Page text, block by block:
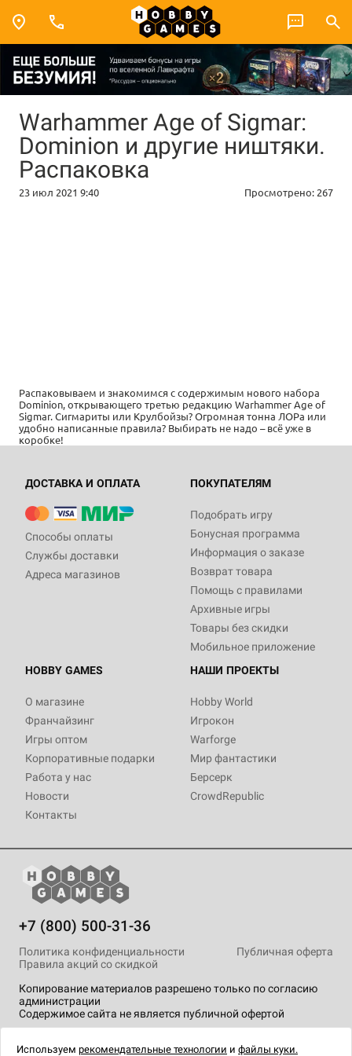
Warhammer Age of Sigmar:
Dominion и другие ништяки.
Распаковка
23 июл 2021 9:40 Просмотрено: 267
Распаковываем и знакомимся с содержимым нового набора
Dominion, открывающего третью редакцию Warhammer Age of
Sigmar. Сигмариты или Крулбойзы? Огромная тонна ЛОРа или
удобно написанные правила? Выбирать не надо – всё уже в
коробке!
ДОСТАВКА И ОПЛАТА
Способы оплаты
Службы доставки
Адреса магазинов
ПОКУПАТЕЛЯМ
Подобрать игру
Бонусная программа
Информация о заказе
Возврат товара
Помощь с правилами
Архивные игры
Товары без скидки
Мобильное приложение
HOBBY GAMES
О магазине
Франчайзинг
Игры оптом
Корпоративные подарки
Работа у нас
Новости
Контакты
НАШИ ПРОЕКТЫ
Hobby World
Игрокон
Warforge
Мир фантастики
Берсерк
CrowdRepublic
+7 (800) 500-31-36
Копирование материалов разрешено только по согласию
администрации
Содержимое сайта не является публичной офертой
Политика конфиденциальности
Публичная оферта
Правила акций со скидкой
технологии.
Используем рекомендательные технологии и файлы куки.